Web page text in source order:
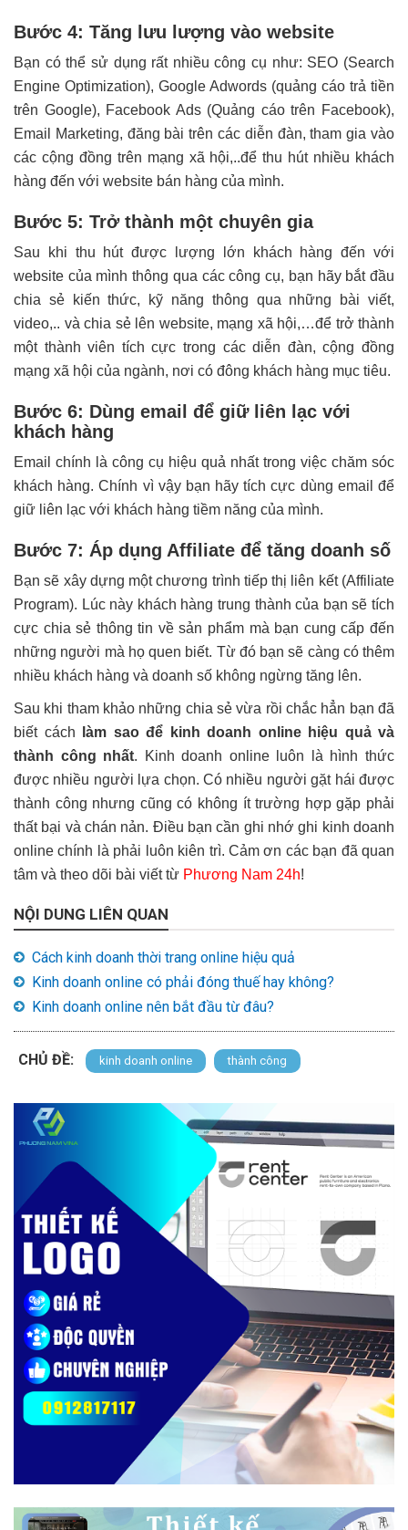
Bước 4: Tăng lưu lượng vào website
Bạn có thể sử dụng rất nhiều công cụ như: SEO (Search
Engine Optimization), Google Adwords (quảng cáo trả tiền
trên Google), Facebook Ads (Quảng cáo trên Facebook),
Email Marketing, đăng bài trên các diễn đàn, tham gia vào
các cộng đồng trên mạng xã hội,..để thu hút nhiều khách
hàng đến với website bán hàng của mình.
Bước 5: Trở thành một chuyên gia
Sau khi thu hút được lượng lớn khách hàng đến với
website của mình thông qua các công cụ, bạn hãy bắt đầu
chia sẻ kiến thức, kỹ năng thông qua những bài viết,
video,.. và chia sẻ lên website, mạng xã hội,…để trở thành
một thành viên tích cực trong các diễn đàn, cộng đồng
mạng xã hội của ngành, nơi có đông khách hàng mục tiêu.
Bước 6: Dùng email để giữ liên lạc với
khách hàng
Email chính là công cụ hiệu quả nhất trong việc chăm sóc
khách hàng. Chính vì vậy bạn hãy tích cực dùng email để
giữ liên lạc với khách hàng tiềm năng của mình.
Bước 7: Áp dụng Affiliate để tăng doanh số
Bạn sẽ xây dựng một chương trình tiếp thị liên kết (Affiliate
Program). Lúc này khách hàng trung thành của bạn sẽ tích
cực chia sẻ thông tin về sản phẩm mà bạn cung cấp đến
những người mà họ quen biết. Từ đó bạn sẽ càng có thêm
nhiều khách hàng và doanh số không ngừng tăng lên.
Sau khi tham khảo những chia sẻ vừa rồi chắc hẳn bạn đã
biết cách
làm sao để kinh doanh online hiệu quả và
thành công nhất. Kinh doanh online luôn là hình thức
được nhiều người lựa chọn. Có nhiều người gặt hái được
thành công nhưng cũng có không ít trường hợp gặp phải
thất bại và chán nản. Điều bạn cần ghi nhớ ghi kinh doanh
online chính là phải luôn kiên trì. Cảm ơn các bạn đã quan
tâm và theo dõi bài viết từ Phương Nam 24h!
NỘI DUNG LIÊN QUAN
Cách kinh doanh thời trang online hiệu quả
Kinh doanh online có phải đóng thuế hay không?
Kinh doanh online nên bắt đầu từ đâu?
CHỦ ĐỀ: kinh doanh online thành công